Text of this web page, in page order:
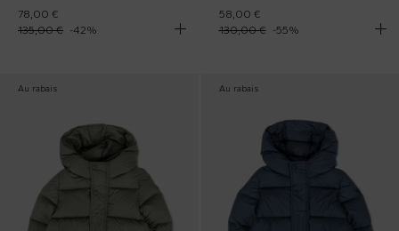
78,00 €
135,00 € -42%
58,00 €
130,00 €
-55%
Au rabais Au rabais